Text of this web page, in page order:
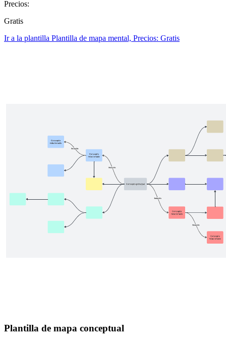
Precios:
Gratis
Ir a la plantilla Plantilla de mapa mental, Precios: Gratis
Plantilla de mapa conceptual